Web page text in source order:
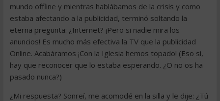
mundo offline y mientras hablábamos de la crisis y como
estaba afectando a la publicidad, terminó soltando la
eterna pregunta: ¿Internet? ¡Pero si nadie mira los
anuncios! Es mucho más efectiva la TV que la publicidad
Online. Acabáramos ¡Con la Iglesia hemos topado! (Eso si,
hay que reconocer que lo estaba esperando. ¿O no os ha
pasado nunca?)
¿Mi respuesta? Sonreí, me acomodé en la silla y le dije: ¿Tú